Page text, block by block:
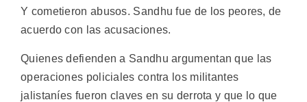
Y cometieron abusos. Sandhu fue de los peores, de
acuerdo con las acusaciones.
Quienes defienden a Sandhu argumentan que las
operaciones policiales contra los militantes
jalistaníes fueron claves en su derrota y que lo que